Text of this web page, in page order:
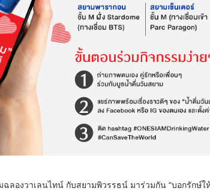
ลองวาเลนไทน์ กับสยามพิวรรธน์ มาร่วมกัน “บอกรักษ์